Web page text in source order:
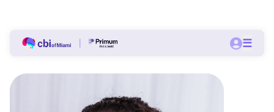
Bolsas a partir de 60% nas pós-graduações do CBI.
☰